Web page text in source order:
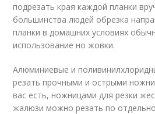
подрезать края каждой планки
большинства людей обрезка
планки в домашних условиях
использование но жовки.
Алюминиевые и
резать прочными и острыми
вас есть, ножницами для резки
жалюзи можно резать по